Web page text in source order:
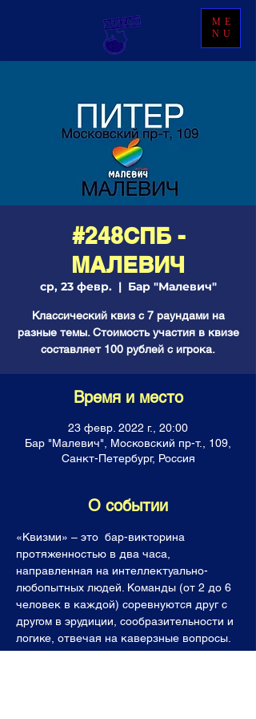
ME
NU
#248СПБ -
МАЛЕВИЧ
ср, 23 февр.
  |
Бар "Малевич"
Классический квиз с 7 раундами на
разные темы. Стоимость участия в квизе
составляет 100 рублей с игрока.
Время и место
23 февр. 2022 г., 20:00
Бар "Малевич", Московский пр-т., 109,
Санкт-Петербург, Россия
О событии
«Квизми» – это  бар-викторина
протяженностью в два часа,
направленная на интеллектуально-
любопытных людей. Команды (от 2 до 6
человек в каждой) соревнуются друг с
другом в эрудиции, сообразительности и
логике, отвечая на каверзные вопросы.
Все команды получают горы знаний,